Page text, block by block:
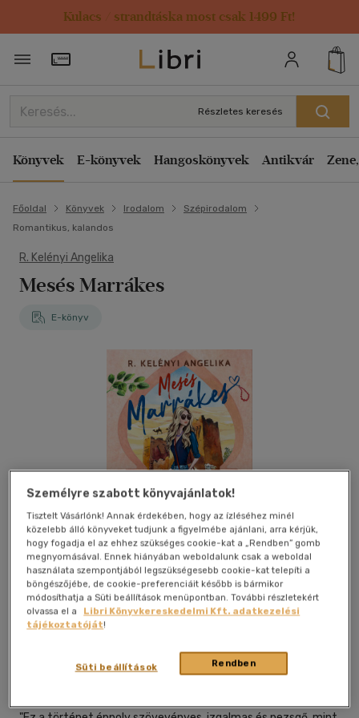
Kulacs / strandtáska most csak 1499 Ft!
Törzsvásárlói Kártya adatai
Részletes keresés
Könyvek E-könyvek Hangoskönyvek Antikvár
Főoldal Könyvek Irodalom
Szépirodalom
Romantikus, kalandos
R. Kelényi Angelika
Mesés Marrákes
E-könyv
Beleolvasok
Személyre szabott könyvajánlatok!
Tisztelt Vásárlónk! Annak érdekében, hogy az ízléséhez minél
közelebb álló könyveket tudjunk a figyelmébe ajánlani, arra kérjük,
hogy fogadja el az ehhez szükséges cookie-kat a „Rendben” gomb
megnyomásával. Ennek hiányában weboldalunk csak a weboldal
használata szempontjából legszükségesebb cookie-kat telepíti a
böngészőjébe, de cookie-preferenciáit később is bármikor
módosíthatja a Süti beállítások menüpontban. További részletekért
olvassa el a
Libri Könyvkereskedelmi Kft. adatkezelési
tájékoztatóját!
Rendben
Süti beállítások